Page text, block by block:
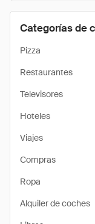
Categorías de
Pizza
Restaurantes
Televisores
Hoteles
Viajes
Compras
Ropa
Alquiler de coches